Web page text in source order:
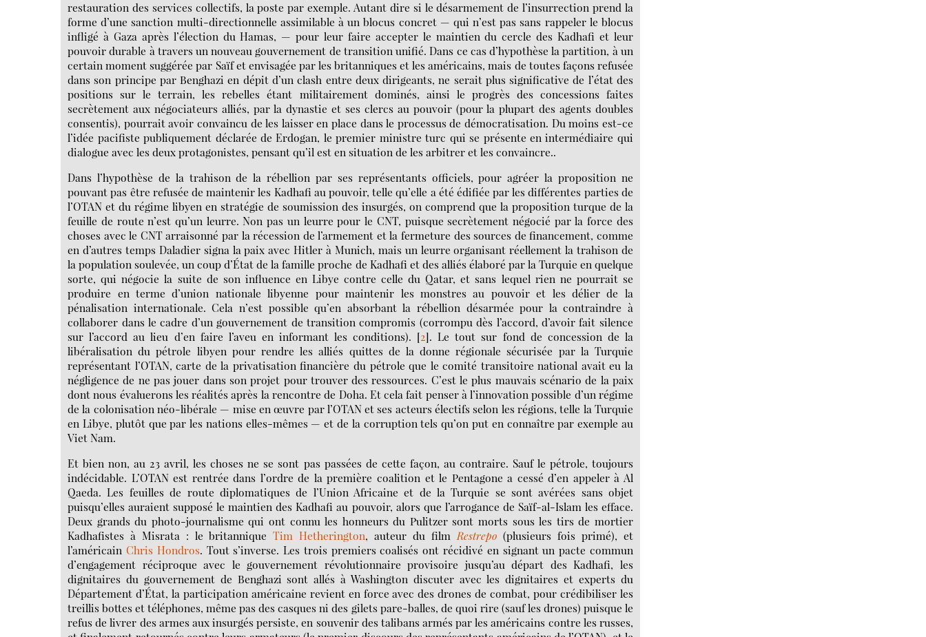
restauration des services collectifs, la poste par exemple. Autant dire si le désarmement de l’insurrection prend la
forme d’une sanction multi-directionnelle assimilable à un blocus concret — qui n’est pas sans rappeler le blocus
infligé à Gaza après l’élection du Hamas, — pour leur faire accepter le maintien du cercle des Kadhafi et leur
pouvoir durable à travers un nouveau gouvernement de transition unifié. Dans ce cas d’hypothèse la partition, à un
certain moment suggérée par Saïf et envisagée par les britanniques et les américains, mais de toutes façons refusée
dans son principe par Benghazi en dépit d’un clash entre deux dirigeants, ne serait plus significative de l’état des
positions sur le terrain, les rebelles étant militairement dominés, ainsi le progrès des concessions faites
secrètement aux négociateurs alliés, par la dynastie et ses clercs au pouvoir (pour la plupart des agents doubles
consentis), pourrait avoir convaincu de les laisser en place dans le processus de démocratisation. Du moins est-ce
l’idée pacifiste publiquement déclarée de Erdogan, le premier ministre turc qui se présente en intermédiaire qui
dialogue avec les deux protagonistes, pensant qu’il est en situation de les arbitrer et les convaincre..
Dans l’hypothèse de la trahison de la rébellion par ses représentants officiels, pour agréer la proposition ne
pouvant pas être refusée de maintenir les Kadhafi au pouvoir, telle qu’elle a été édifiée par les différentes parties de
l’OTAN et du régime libyen en stratégie de soumission des insurgés, on comprend que la proposition turque de la
feuille de route n’est qu’un leurre. Non pas un leurre pour le CNT, puisque secrètement négocié par la force des
choses avec le CNT arraisonné par la récession de l’armement et la fermeture des sources de financement, comme
en d’autres temps Daladier signa la paix avec Hitler à Munich, mais un leurre organisant réellement la trahison de
la population soulevée, un coup d’État de la famille proche de Kadhafi et des alliés élaboré par la Turquie en quelque
sorte, qui négocie la suite de son influence en Libye contre celle du Qatar, et sans lequel rien ne pourrait se
produire en terme d’union nationale libyenne pour maintenir les monstres au pouvoir et les délier de la
pénalisation internationale. Cela n’est possible qu’en absorbant la rébellion désarmée pour la contraindre à
collaborer dans le cadre d’un gouvernement de transition compromis (corrompu dès l’accord, d’avoir fait silence
sur l’accord au lieu d’en faire l’aveu en informant les conditions). [2]. Le tout sur fond de concession de la
libéralisation du pétrole libyen pour rendre les alliés quittes de la donne régionale sécurisée par la Turquie
représentant l’OTAN, carte de la privatisation financière du pétrole que le comité transitoire national avait eu la
négligence de ne pas jouer dans son projet pour trouver des ressources. C’est le plus mauvais scénario de la paix
dont nous évaluerons les réalités après la rencontre de Doha. Et cela fait penser à l’innovation possible d’un régime
de la colonisation néo-libérale — mise en œuvre par l’OTAN et ses acteurs électifs selon les régions, telle la Turquie
en Libye, plutôt que par les nations elles-mêmes — et de la corruption tels qu’on put en connaître par exemple au
Viet Nam.
Et bien non, au 23 avril, les choses ne se sont pas passées de cette façon, au contraire. Sauf le pétrole, toujours
indécidable. L’OTAN est rentrée dans l’ordre de la première coalition et le Pentagone a cessé d’en appeler à Al
Qaeda. Les feuilles de route diplomatiques de l’Union Africaine et de la Turquie se sont avérées sans objet
puisqu’elles auraient supposé le maintien des Kadhafi au pouvoir, alors que l’arrogance de Saïf-al-Islam les efface.
Deux grands du photo-journalisme qui ont connu les honneurs du Pulitzer sont morts sous les tirs de mortier
Kadhafistes à Misrata : le britanniqueTim Hetherington, auteur du film Restrepo (plusieurs fois primé), et
l’américain Chris Hondros. Tout s’inverse. Les trois premiers coalisés ont récidivé en signant un pacte commun
d’engagement réciproque avec le gouvernement révolutionnaire provisoire jusqu’au départ des Kadhafi, les
dignitaires du gouvernement de Benghazi sont allés à Washington discuter avec les dignitaires et experts du
Département d’État, la participation américaine revient en force avec des drones de combat, pour crédibiliser les
treillis bottes et téléphones, même pas des casques ni des gilets pare-balles, de quoi rire (sauf les drones) puisque le
refus de livrer des armes aux insurgés persiste, en souvenir des talibans armés par les américains contre les russes,